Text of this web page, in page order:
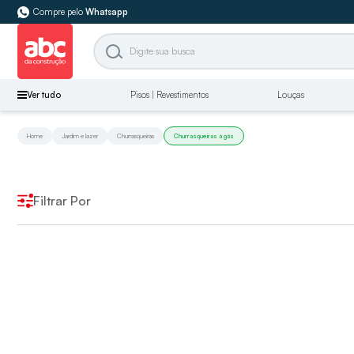
Compre pelo Whatsapp
Ver tudo Pisos | Revestimentos Louças
Home Jardim e lazer Churrasqueiras Churrasqueiras à gás
Filtrar Por